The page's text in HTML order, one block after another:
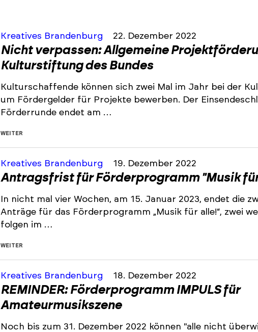
Kreatives Brandenburg 22. Dezember 2022
Nicht verpassen: Allgemeine
Kulturstiftung des Bundes
Kulturschaffende können sich zwei Mal im Jahr bei der
um Fördergelder für Projekte bewerben. Der
Förderrunde endet am …
WEITER
Kreatives Brandenburg 19. Dezember 2022
Antragsfrist für Förderprogramm "Musik
In nicht mal vier Wochen, am 15. Januar 2023, endet die
Anträge für das Förderprogramm „Musik für alle!“, zwei
folgen im …
WEITER
Kreatives Brandenburg 18. Dezember 2022
REMINDER: Förderprogramm IMPULS für
Amateurmusikszene
Noch bis zum 31. Dezember 2022 können "alle nicht